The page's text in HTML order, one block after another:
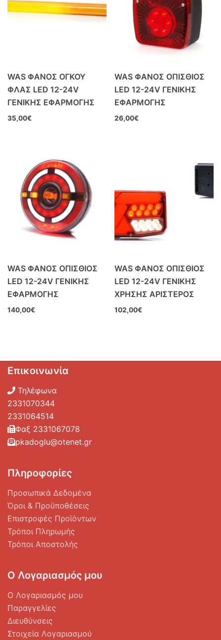
WAS ΦΑΝΟΣ ΟΓΚΟΥ
ΦΛΑΣ LED 12-24V
ΓΕΝΙΚΗΣ ΕΦΑΡΜΟΓΗΣ
35,00€
WAS ΦΑΝΟΣ ΟΠΙΣΘΙΟΣ
LED 12-24V ΓΕΝΙΚΗΣ
ΕΦΑΡΜΟΓΗΣ
26,00€
WAS ΦΑΝΟΣ ΟΠΙΣΘΙΟΣ
LED 12-24V ΓΕΝΙΚΗΣ
ΕΦΑΡΜΟΓΗΣ
140,00€
WAS ΦΑΝΟΣ ΟΠΙΣΘΙΟΣ
LED 12-24V ΓΕΝΙΚΗΣ
ΧΡΗΣΗΣ ΑΡΙΣΤΕΡΟΣ
102,00€
Επικοινωνία
Τηλέφωνα
2331070344
2331064514
Φαξ 2331067078
pkadoglu@otenet.gr
Πληροφορίες
Προσωπικά Δεδομένα
Όροι & Προϋποθέσεις
Επιστροφές Προϊόντων
Τρόποι Πληρωμής
Τρόποι Αποστολής
Ο Λογαριασμός μου
Ο Λογαριασμός μου
Παραγγελίες
Διευθύνσεις
Στοιχεία Λογαριασμού